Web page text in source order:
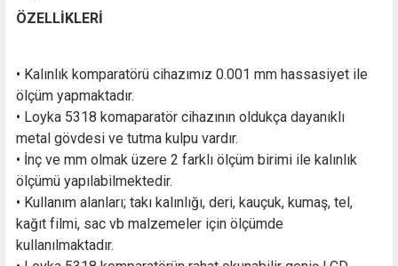
ÖZELLİKLERİ
• Kalınlık komparatörü cihazımız 0.001 mm hassasiyet ile
ölçüm yapmaktadır.
• Loyka 5318 komaparatör cihazının oldukça dayanıklı
metal gövdesi ve tutma kulpu vardır.
• İnç ve mm olmak üzere 2 farklı ölçüm birimi ile kalınlık
ölçümü yapılabilmektedir.
• Kullanım alanları; takı kalınlığı, deri, kauçuk, kumaş, tel,
kağıt filmi, sac vb malzemeler için ölçümde
kullanılmaktadır.